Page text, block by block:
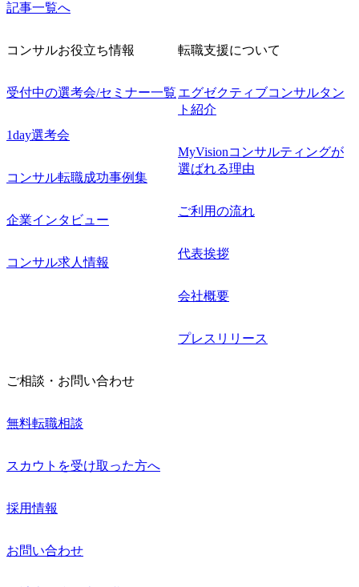
記事一覧へ
コンサルお役立ち情報
受付中の選考会/セミナー一覧
1day選考会
コンサル転職成功事例集
企業インタビュー
コンサル求人情報
転職支援について
エグゼクティブコンサルタン
ト紹介
MyVisionコンサルティングが
選ばれる理由
ご利用の流れ
代表挨拶
会社概要
プレスリリース
ご相談・お問い合わせ
無料転職相談
スカウトを受け取った方へ
採用情報
お問い合わせ